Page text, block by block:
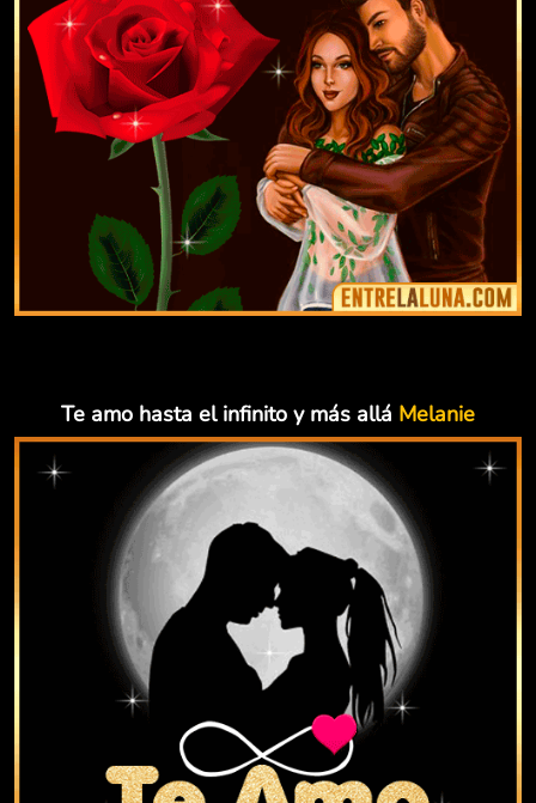
Te amo hasta el infinito y más allá Melanie